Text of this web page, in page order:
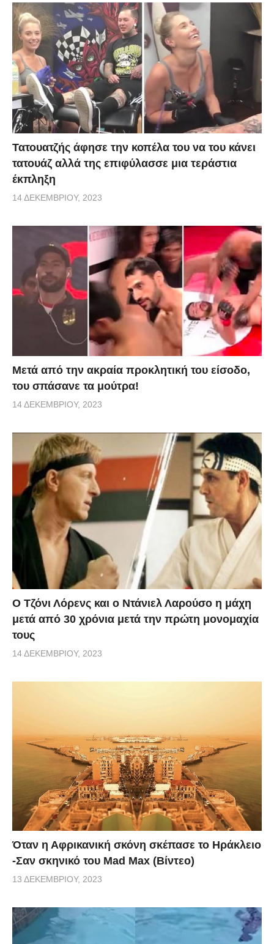
Τατουατζής άφησε την κοπέλα του να του κάνει
τατουάζ αλλά της επιφύλασσε μια τεράστια
έκπληξη
14 ΔΕΚΕΜΒΡΊΟΥ, 2023
Μετά από την ακραία προκλητική του είσοδο,
του σπάσανε τα μούτρα!
14 ΔΕΚΕΜΒΡΊΟΥ, 2023
Ο Τζόνι Λόρενς και ο Ντάνιελ Λαρούσο η μάχη
μετά από 30 χρόνια μετά την πρώτη μονομαχία
τους
14 ΔΕΚΕΜΒΡΊΟΥ, 2023
Όταν η Αφρικανική σκόνη σκέπασε το Ηράκλειο
-Σαν σκηνικό του Mad Max (Βίντεο)
13 ΔΕΚΕΜΒΡΊΟΥ, 2023